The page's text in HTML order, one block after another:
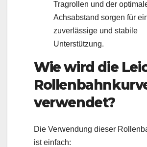
Tragrollen und der
Achsabstand sorgen für
zuverlässige und stabile
Unterstützung.
Wie wird die
verwendet?
Die Verwendung dieser
ist einfach: